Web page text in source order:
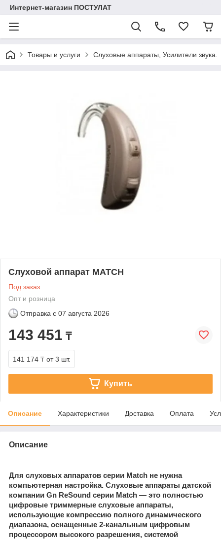
Интернет-магазин ПОСТУЛАТ
Товары и услуги Слуховые аппараты, Усилители звука.
Слуховой аппарат MATCH
Под заказ
Опт и розница
Отправка с 07 августа 2026
143 451 ₸
141 174 ₸ от 3 шт.
Купить
Описание Характеристики Доставка Оплата
Описание
Для слуховых аппаратов серии Match не нужна
компьютерная настройка. Слуховые аппараты датской
компании Gn ReSound серии Match — это полностью
цифровые триммерные слуховые аппараты,
использующие компрессию полного динамического
диапазона, оснащенные 2-канальным цифровым
процессором высокого разрешения, системой